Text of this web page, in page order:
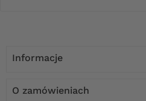
Informacje
O zamówieniach